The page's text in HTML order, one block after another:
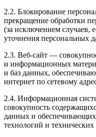
2.2. Блокирование
прекращение обработки
(за исключением случаев,
уточнения персональных
2.3. Веб-сайт —
и информационных
и баз данных,
интернет по сетевому
2.4. Информационная
совокупность
данных и
технологий и технических